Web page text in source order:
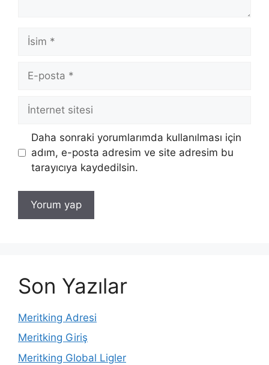
İsim
posta
İnternet
Daha sonraki yorumlarımda kullanılması için
adım, e-posta adresim ve site adresim bu
tarayıcıya kaydedilsin.
Son Yazılar
Meritking Adresi
Meritking Giriş
Meritking Global Ligler